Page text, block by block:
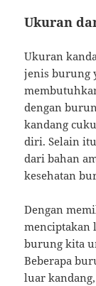
Ukuran
Ukuran
jenis burung
dengan
kandang
diri. Selain
dari bahan
kesehatan
Dengan
menciptakan
burung kita
Beberapa
luar